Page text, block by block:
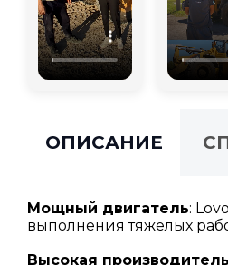
ОПИСАНИЕ
Мощный двигатель:
выполнения тяжелых
Высокая